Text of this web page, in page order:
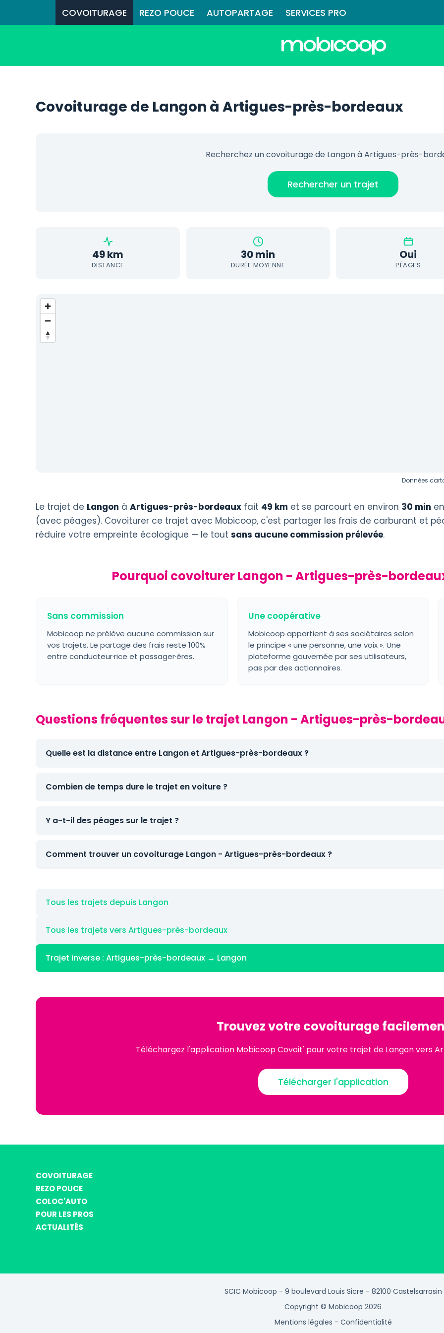
COVOITURAGE REZO POUCE AUTOPARTAGE SERVICES PRO
Covoiturage de Langon à Artigues-près-bordeaux
Recherchez un covoiturage de Langon à Artigues-près-
Rechercher un trajet
49 km
DISTANCE
30 min
DURÉE MOYENNE
Oui
PÉAGES
Données
Le trajet de Langon à Artigues-près-bordeaux fait 49 km et se parcourt en environ 30 min
(avec péages). Covoiturer ce trajet avec Mobicoop, c'est partager les frais de carburant et
réduire votre empreinte écologique — le tout sans aucune commission prélevée.
Pourquoi covoiturer Langon - Artigues-près-
Sans commission
Mobicoop ne prélève aucune commission sur
vos trajets. Le partage des frais reste 100%
entre conducteur·rice et passager·ères.
Une coopérative
Mobicoop appartient à ses sociétaires selon
le principe « une personne, une voix ». Une
plateforme gouvernée par ses utilisateurs,
pas par des actionnaires.
Questions fréquentes sur le trajet Langon - Artigues-près-
Quelle est la distance entre Langon et Artigues-près-bordeaux ?
Combien de temps dure le trajet en voiture ?
Y a-t-il des péages sur le trajet ?
Comment trouver un covoiturage Langon - Artigues-près-bordeaux ?
Tous les trajets depuis Langon
Tous les trajets vers Artigues-près-bordeaux
Trajet inverse : Artigues-près-bordeaux → Langon
Trouvez votre covoiturage
Téléchargez l'application Mobicoop Covoit' pour votre trajet de Langon vers
Télécharger l'application
COVOITURAGE
REZO POUCE
COLOC'AUTO
POUR LES PROS
ACTUALITÉS
SCIC Mobicoop - 9 boulevard Louis Sicre - 82100 Castelsarrasin
Copyright © Mobicoop 2026
Mentions légales - Confidentialité